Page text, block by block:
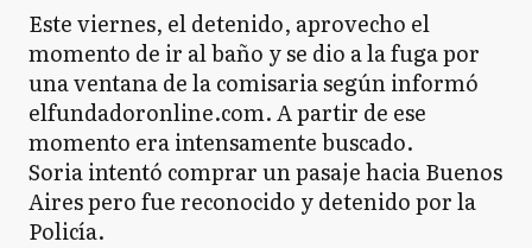
Este viernes, el detenido, aprovecho el
momento de ir al baño y se dio a la fuga por
una ventana de la comisaria según informó
elfundadoronline.com. A partir de ese
momento era intensamente buscado.
Soria intentó comprar un pasaje hacia Buenos
Aires pero fue reconocido y detenido por la
Policía.